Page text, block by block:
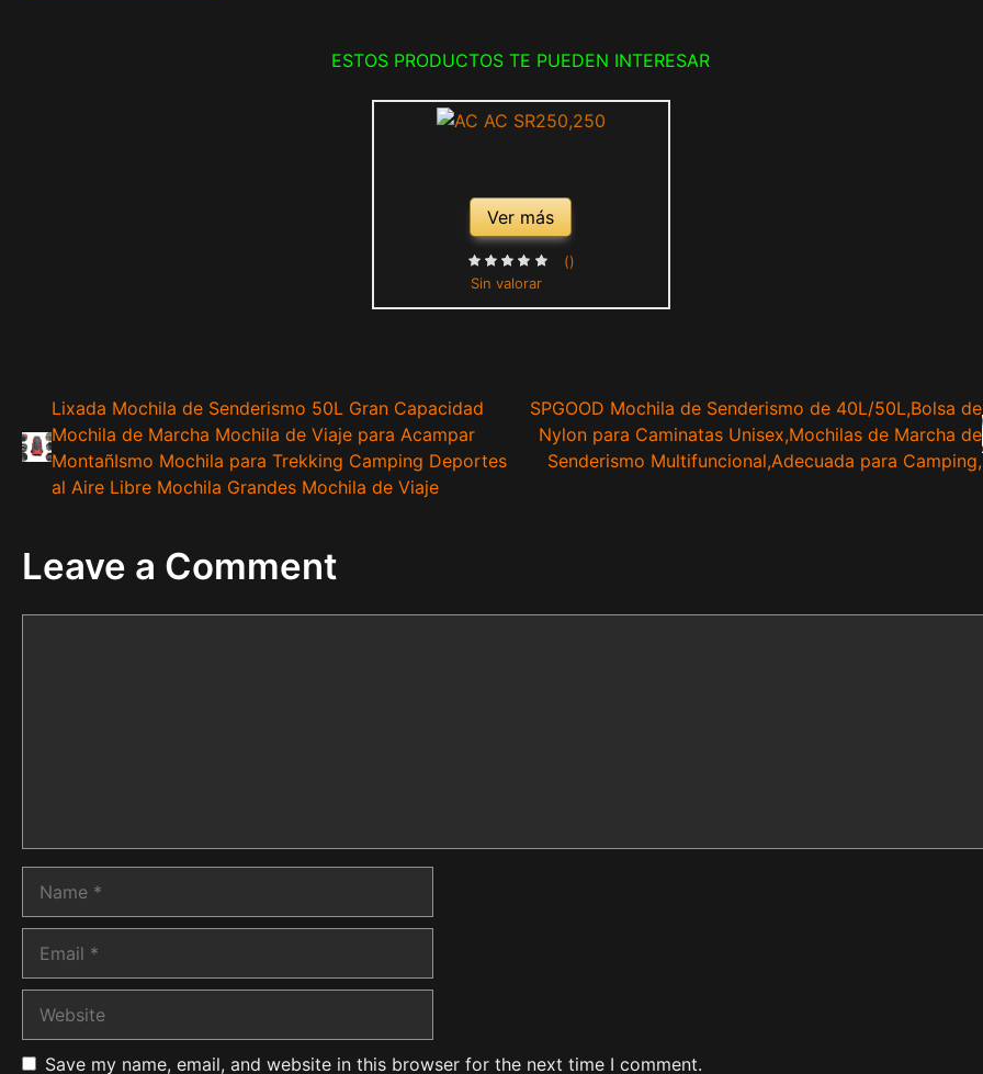
ESTOS PRODUCTOS TE PUEDEN INTERESAR
Ver más
Sin valorar
()
Lixada Mochila de Senderismo 50L Gran Capacidad
Mochila de Marcha Mochila de Viaje para Acampar
MontañIsmo Mochila para Trekking Camping Deportes
al Aire Libre Mochila Grandes Mochila de Viaje
SPGOOD Mochila de Senderismo de 40L/50L,Bolsa de
Nylon para Caminatas Unisex,Mochilas de Marcha de
Senderismo Multifuncional,Adecuada para Camping,
Leave a Comment
Save my name, email, and website in this browser for the next time I comment.